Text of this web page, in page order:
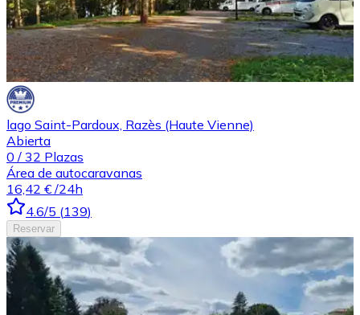
lago Saint-Pardoux, Razès (Haute Vienne)
Abierta
0 / 32 Plazas
Área de autocaravanas
16,42 € /24h
4.6/5 (139)
Reservar